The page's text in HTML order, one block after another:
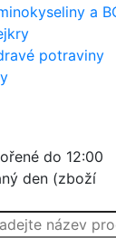
a
potraviny
do 12:00
den (zboží